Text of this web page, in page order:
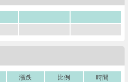
漲跌 比例
時間